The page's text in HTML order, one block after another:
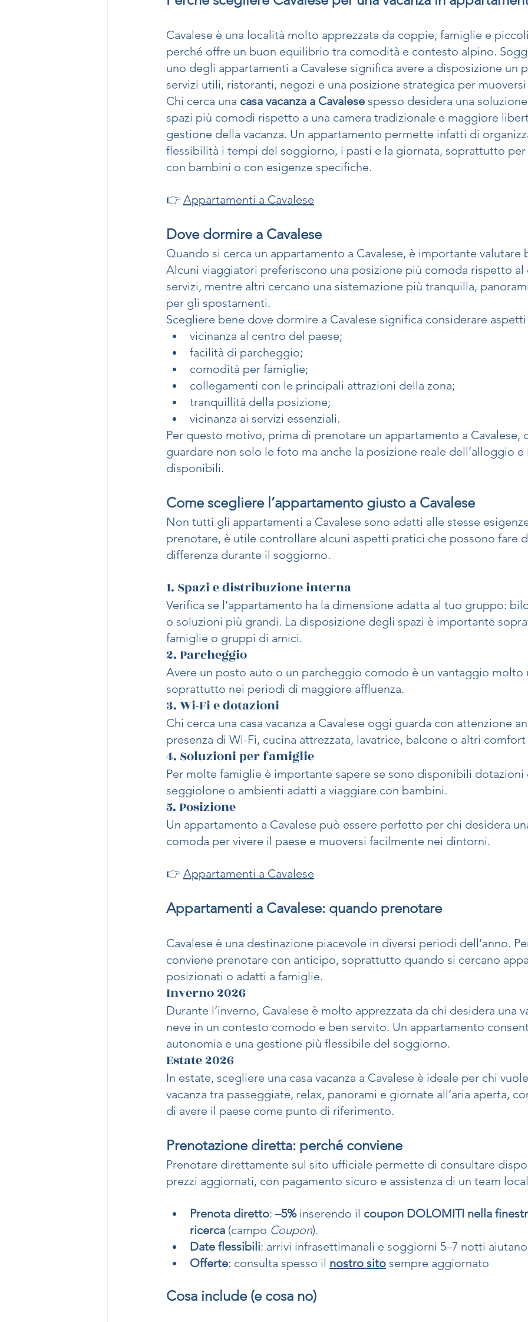
Cavalese è una località molto apprezzata da coppie, famiglie e
perché offre un buon equilibrio tra comodità e contesto alpino.
uno degli appartamenti a Cavalese significa avere a disposizione un
servizi utili, ristoranti, negozi e una posizione strategica per
Chi cerca una casa vacanza a Cavalese spesso desidera una
spazi più comodi rispetto a una camera tradizionale e maggiore
gestione della vacanza. Un appartamento permette infatti di
flessibilità i tempi del soggiorno, i pasti e la giornata, soprattutto
con bambini o con esigenze specifiche.
👉 Appartamenti a Cavalese
Dove dormire a Cavalese
Quando si cerca un appartamento a Cavalese, è importante valutare
Alcuni viaggiatori preferiscono una posizione più comoda rispetto
servizi, mentre altri cercano una sistemazione più tranquilla,
per gli spostamenti.
Scegliere bene dove dormire a Cavalese significa considerare
vicinanza al centro del paese;
facilità di parcheggio;
comodità per famiglie;
collegamenti con le principali attrazioni della zona;
tranquillità della posizione;
vicinanza ai servizi essenziali.
Per questo motivo, prima di prenotare un appartamento a Cavalese,
guardare non solo le foto ma anche la posizione reale dell’alloggio
disponibili.
Come scegliere l’appartamento giusto a Cavalese
Non tutti gli appartamenti a Cavalese sono adatti alle stesse
prenotare, è utile controllare alcuni aspetti pratici che possono fare
differenza durante il soggiorno.
1. Spazi e distribuzione interna
Verifica se l’appartamento ha la dimensione adatta al tuo gruppo:
o soluzioni più grandi. La disposizione degli spazi è importante
famiglie o gruppi di amici.
2. Parcheggio
Avere un posto auto o un parcheggio comodo è un vantaggio
soprattutto nei periodi di maggiore affluenza.
3. Wi-Fi e dotazioni
Chi cerca una casa vacanza a Cavalese oggi guarda con attenzione
presenza di Wi-Fi, cucina attrezzata, lavatrice, balcone o altri
4. Soluzioni per famiglie
Per molte famiglie è importante sapere se sono disponibili
seggiolone o ambienti adatti a viaggiare con bambini.
5. Posizione
Un appartamento a Cavalese può essere perfetto per chi desidera
comoda per vivere il paese e muoversi facilmente nei dintorni.
👉 Appartamenti a Cavalese
Appartamenti a Cavalese: quando prenotare
Cavalese è una destinazione piacevole in diversi periodi dell’anno.
conviene prenotare con anticipo, soprattutto quando si cercano
posizionati o adatti a famiglie.
Inverno 2026
Durante l’inverno, Cavalese è molto apprezzata da chi desidera una
neve in un contesto comodo e ben servito. Un appartamento
autonomia e una gestione più flessibile del soggiorno.
Estate 2026
In estate, scegliere una casa vacanza a Cavalese è ideale per chi
vacanza tra passeggiate, relax, panorami e giornate all’aria aperta,
di avere il paese come punto di riferimento.
Prenotazione diretta: perché conviene
Prenotare direttamente sul sito ufficiale permette di consultare
prezzi aggiornati, con pagamento sicuro e assistenza di un team
Prenota diretto: –5% inserendo il coupon DOLOMITI nella
ricerca (campo Coupon).
Date flessibili: arrivi infrasettimanali e soggiorni 5–7 notti
Offerte: consulta spesso il nostro sito sempre aggiornato
Cosa include (e cosa no)